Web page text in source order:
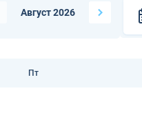
Август 2026
Пт